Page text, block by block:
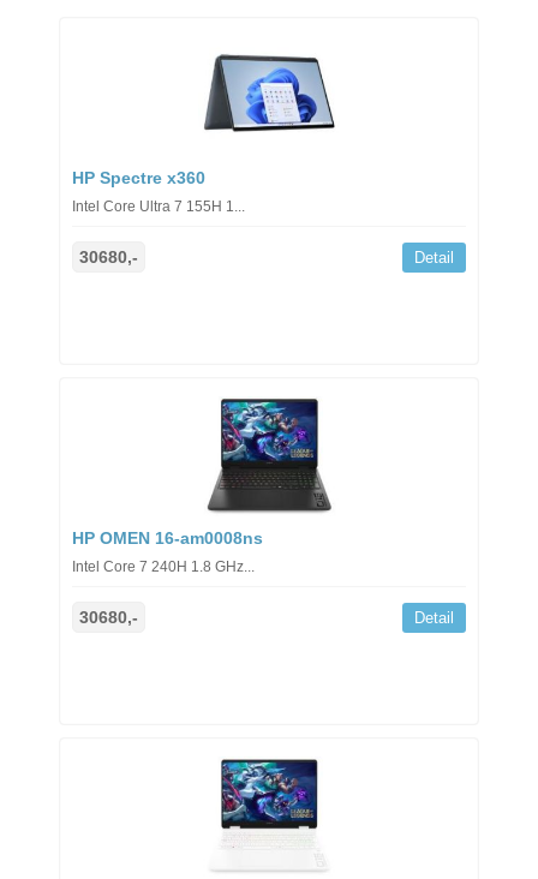
HP Spectre x360
Intel Core Ultra 7 155H 1...
30680,- Detail
HP OMEN 16-am0008ns
Intel Core 7 240H 1.8 GHz...
30680,- Detail